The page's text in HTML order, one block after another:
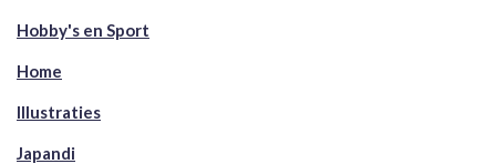
Hobby's en Sport
Home
Illustraties
Japandi